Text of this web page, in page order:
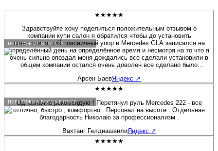
ПЕРЕТЯЖКА BENTLEY
ПЕРЕТЯЖКА ROLLS-ROYCE
★★★★★
Здравствуйте хочу поделиться положительным отзывом о
компании купи салон я обратился чтобы до установить
пневматический поясничный упор в Mercedes GLA записался на
определённый день на определённое время и несмотря на то что я
очень сильно опоздал меня дождались все сделали установили в
общем компании остался очень доволен все сделано было
хочу сказать мастеру установщику Александру и директору
компании Алексею за их профессионализм мне очень все
хочет доработать свой салон добавить каких-нибудь полезных
опций или просто перешить отдельные части всем рекомендую
Арсен БаевЯндекс ↗
★★★★★
Однозначно рекомендую ! Перетянул руль Mercedes 222 - все
отлично, быстро , комфортно . Персонал на высоте . Отдельная
благодарность Николаю за профессионализм .
Вахтанг ГелдиашвилиЯндекс ↗
★★★★★